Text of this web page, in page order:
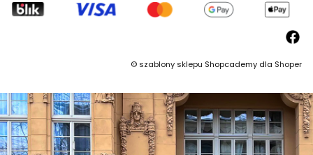
©szablony sklepu Shopcademy dla Shoper